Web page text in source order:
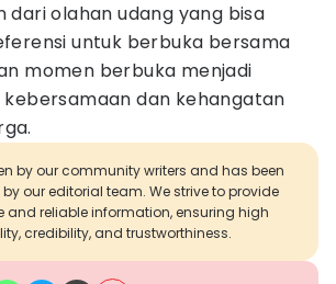
dari olahan udang yang bisa
untuk berbuka bersama
momen berbuka menjadi
dan kehangatan
by our community writers and has been
our editorial team. We strive to provide
and reliable information, ensuring high
credibility, and trustworthiness.